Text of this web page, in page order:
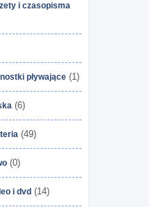
i czasopisma
pływające (1)
(6)
(49)
(0)
i dvd (14)